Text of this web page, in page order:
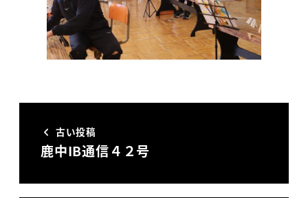
古い投稿
鹿中IB通信４２号